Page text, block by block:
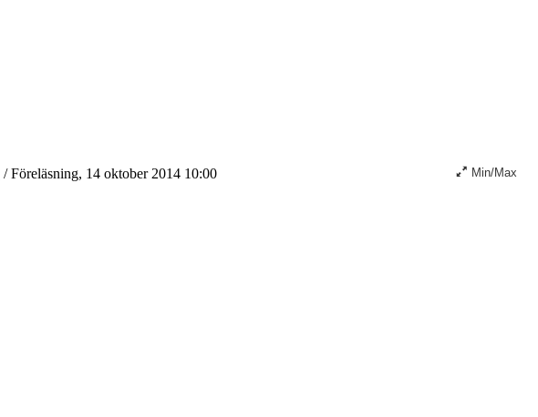
/Föreläsning, 14 oktober 2014 10:00 Min/Max